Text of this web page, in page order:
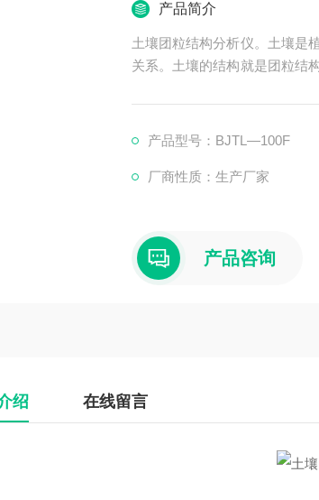
产品简介
土壤团粒结构分析仪。土壤是
关系。土壤的结构就是团粒结
产品型号：BJTL—100F
厂商性质：生产厂家
产品咨询
绍 在线留言